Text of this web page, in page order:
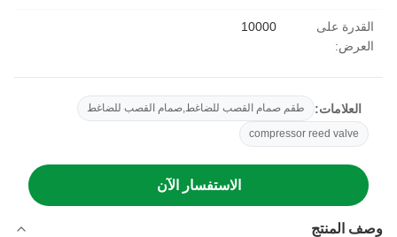
القدرة على
العرض:
10000
العلامات: طقم صمام القصب للضاغط,صمام القصب للضاغط
compressor reed valve
الاستفسار الآن
وصف المنتج